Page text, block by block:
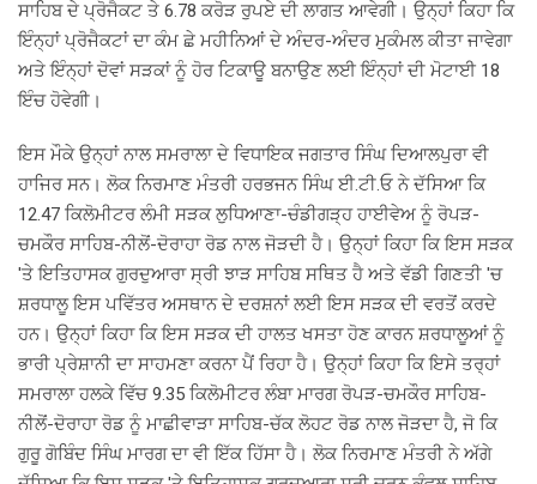
ਸਾਹਿਬ ਦੇ ਪ੍ਰੋਜੈਕਟ ਤੇ 6.78 ਕਰੋੜ ਰੁਪਏ ਦੀ ਲਾਗਤ ਆਵੇਗੀ। ਉਨ੍ਹਾਂ ਕਿਹਾ ਕਿ
ਇੰਨ੍ਹਾਂ ਪ੍ਰੋਜੈਕਟਾਂ ਦਾ ਕੰਮ ਛੇ ਮਹੀਨਿਆਂ ਦੇ ਅੰਦਰ-ਅੰਦਰ ਮੁਕੰਮਲ ਕੀਤਾ ਜਾਵੇਗਾ
ਅਤੇ ਇੰਨ੍ਹਾਂ ਦੋਵਾਂ ਸੜਕਾਂ ਨੂੰ ਹੋਰ ਟਿਕਾਊ ਬਨਾਉਣ ਲਈ ਇੰਨ੍ਹਾਂ ਦੀ ਮੋਟਾਈ 18
ਇੰਚ ਹੋਵੇਗੀ।
ਇਸ ਮੌਕੇ ਉਨ੍ਹਾਂ ਨਾਲ ਸਮਰਾਲਾ ਦੇ ਵਿਧਾਇਕ ਜਗਤਾਰ ਸਿੰਘ ਦਿਆਲਪੁਰਾ ਵੀ
ਹਾਜਿਰ ਸਨ। ਲੋਕ ਨਿਰਮਾਣ ਮੰਤਰੀ ਹਰਭਜਨ ਸਿੰਘ ਈ.ਟੀ.ਓ ਨੇ ਦੱਸਿਆ ਕਿ
12.47 ਕਿਲੋਮੀਟਰ ਲੰਮੀ ਸੜਕ ਲੁਧਿਆਣਾ-ਚੰਡੀਗੜ੍ਹ ਹਾਈਵੇਅ ਨੂੰ ਰੋਪੜ-
ਚਮਕੌਰ ਸਾਹਿਬ-ਨੀਲੋਂ-ਦੋਰਾਹਾ ਰੋਡ ਨਾਲ ਜੋੜਦੀ ਹੈ। ਉਨ੍ਹਾਂ ਕਿਹਾ ਕਿ ਇਸ ਸੜਕ
'ਤੇ ਇਤਿਹਾਸਕ ਗੁਰਦੁਆਰਾ ਸ੍ਰੀ ਝਾੜ ਸਾਹਿਬ ਸਥਿਤ ਹੈ ਅਤੇ ਵੱਡੀ ਗਿਣਤੀ 'ਚ
ਸ਼ਰਧਾਲੂ ਇਸ ਪਵਿੱਤਰ ਅਸਥਾਨ ਦੇ ਦਰਸ਼ਨਾਂ ਲਈ ਇਸ ਸੜਕ ਦੀ ਵਰਤੋਂ ਕਰਦੇ
ਹਨ। ਉਨ੍ਹਾਂ ਕਿਹਾ ਕਿ ਇਸ ਸੜਕ ਦੀ ਹਾਲਤ ਖਸਤਾ ਹੋਣ ਕਾਰਨ ਸ਼ਰਧਾਲੂਆਂ ਨੂੰ
ਭਾਰੀ ਪ੍ਰੇਸ਼ਾਨੀ ਦਾ ਸਾਹਮਣਾ ਕਰਨਾ ਪੈਂ ਰਿਹਾ ਹੈ। ਉਨ੍ਹਾਂ ਕਿਹਾ ਕਿ ਇਸੇ ਤਰ੍ਹਾਂ
ਸਮਰਾਲਾ ਹਲਕੇ ਵਿੱਚ 9.35 ਕਿਲੋਮੀਟਰ ਲੰਬਾ ਮਾਰਗ ਰੋਪੜ-ਚਮਕੌਰ ਸਾਹਿਬ-
ਨੀਲੋਂ-ਦੋਰਾਹਾ ਰੋਡ ਨੂੰ ਮਾਛੀਵਾੜਾ ਸਾਹਿਬ-ਚੱਕ ਲੋਹਟ ਰੋਡ ਨਾਲ ਜੋੜਦਾ ਹੈ, ਜੋ ਕਿ
ਗੁਰੂ ਗੋਬਿੰਦ ਸਿੰਘ ਮਾਰਗ ਦਾ ਵੀ ਇੱਕ ਹਿੱਸਾ ਹੈ। ਲੋਕ ਨਿਰਮਾਣ ਮੰਤਰੀ ਨੇ ਅੱਗੇ